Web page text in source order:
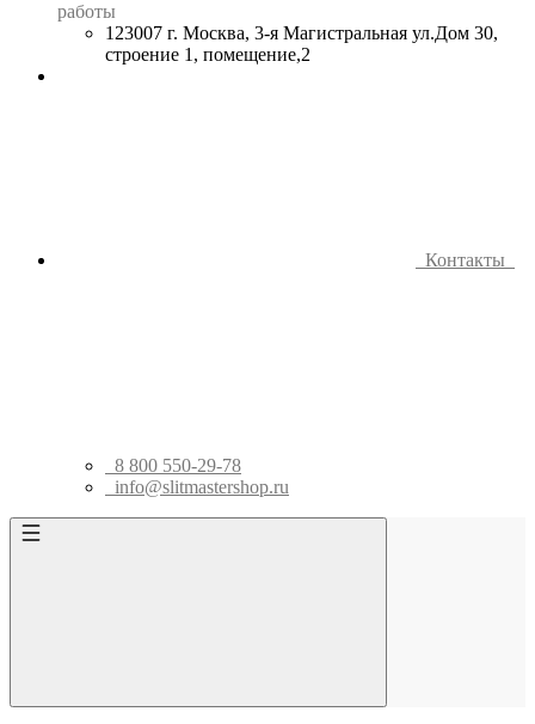
работы
123007 г. Москва, 3-я Магистральная ул.Дом 30,
строение 1, помещение,2
Контакты
8 800 550-29-78
info@slitmastershop.ru